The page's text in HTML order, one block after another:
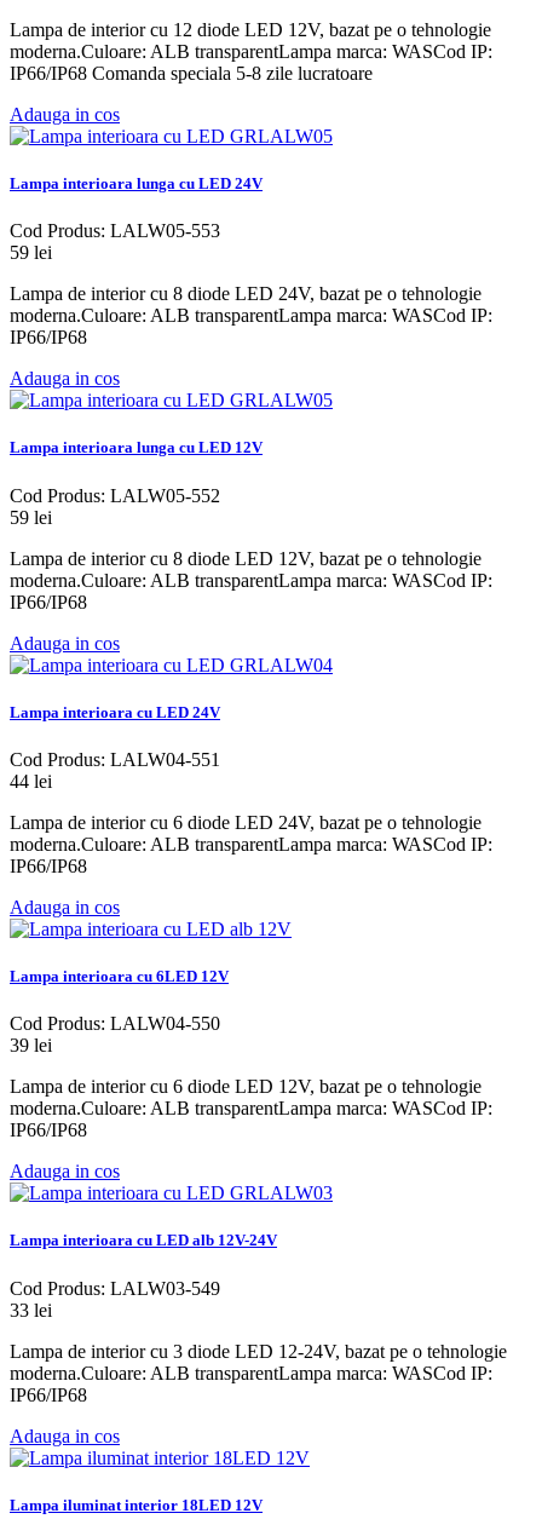
Lampa de interior cu 12 diode LED 12V, bazat pe o tehnologie
moderna.Culoare: ALB transparentLampa marca: WASCod IP:
IP66/IP68 Comanda speciala 5-8 zile lucratoare
Adauga in cos
Lampa interioara lunga cu LED 24V
Cod Produs: LALW05-553
59 lei
Lampa de interior cu 8 diode LED 24V, bazat pe o tehnologie
moderna.Culoare: ALB transparentLampa marca: WASCod IP:
IP66/IP68
Adauga in cos
Lampa interioara lunga cu LED 12V
Cod Produs: LALW05-552
59 lei
Lampa de interior cu 8 diode LED 12V, bazat pe o tehnologie
moderna.Culoare: ALB transparentLampa marca: WASCod IP:
IP66/IP68
Adauga in cos
Lampa interioara cu LED 24V
Cod Produs: LALW04-551
44 lei
Lampa de interior cu 6 diode LED 24V, bazat pe o tehnologie
moderna.Culoare: ALB transparentLampa marca: WASCod IP:
IP66/IP68
Adauga in cos
Lampa interioara cu 6LED 12V
Cod Produs: LALW04-550
39 lei
Lampa de interior cu 6 diode LED 12V, bazat pe o tehnologie
moderna.Culoare: ALB transparentLampa marca: WASCod IP:
IP66/IP68
Adauga in cos
Lampa interioara cu LED alb 12V-24V
Cod Produs: LALW03-549
33 lei
Lampa de interior cu 3 diode LED 12-24V, bazat pe o tehnologie
moderna.Culoare: ALB transparentLampa marca: WASCod IP:
IP66/IP68
Adauga in cos
Lampa iluminat interior 18LED 12V